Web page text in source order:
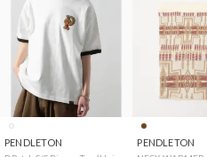
PENDLETON PENDLETON